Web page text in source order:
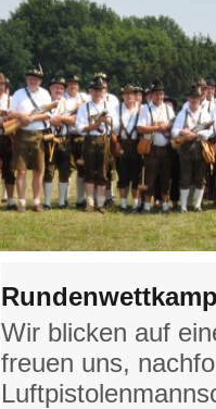
Wir blicken auf
freuen uns,